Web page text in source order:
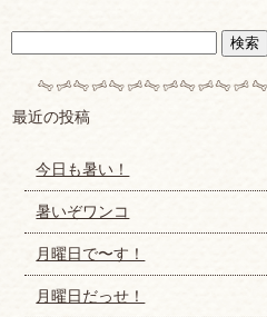
最近の投稿
今日も暑い！
暑いぞワンコ
月曜日で〜す！
月曜日だっせ！